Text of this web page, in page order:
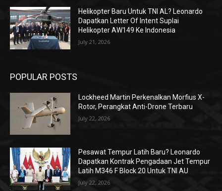
Helikopter Baru Untuk TNI AL? Leonardo
Dapatkan Letter Of Intent Suplai
Helikopter AW149 Ke Indonesia
July 21, 2026
POPULAR POSTS
Lockheed Martin Perkenalkan Morfius X-
Rotor, Perangkat Anti-Drone Terbaru
July 22, 2026
Pesawat Tempur Latih Baru? Leonardo
Dapatkan Kontrak Pengadaan Jet Tempur
Latih M346 F Block 20 Untuk TNI AU
July 22, 2026